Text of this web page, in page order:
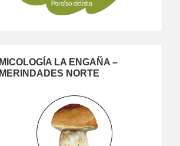
MICOLOGÍA LA ENGAÑA –
MERINDADES NORTE